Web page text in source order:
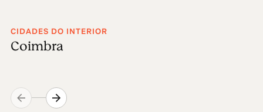
CIDADES DO INTERIOR
Coimbra